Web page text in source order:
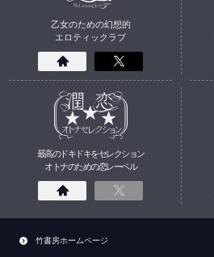
乙女のための幻想的
エロティックラブ
最高のドキドキをセレクション
オトナのための恋レーベル
竹書房ホームページ